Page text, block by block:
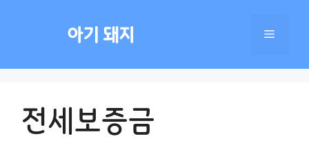
아기 돼지 메
전세보증금